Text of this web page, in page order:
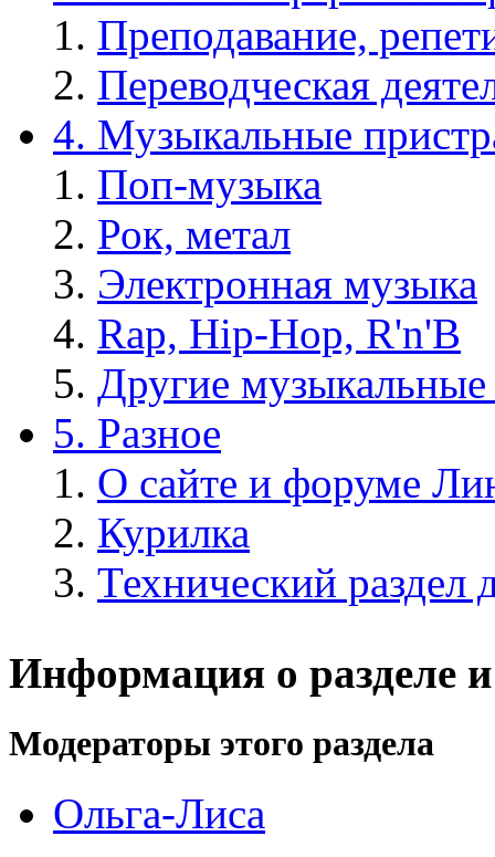
Преподавание,
Переводческая
4. Музыкальные
Поп-музыка
Рок, метал
Электронная музыка
Rap, Hip-Hop, R'n'B
Другие музыкальные
5. Разное
О сайте и форуме
Курилка
Технический раздел
Информация о разделе
Модераторы этого раздела
Ольга-Лиса